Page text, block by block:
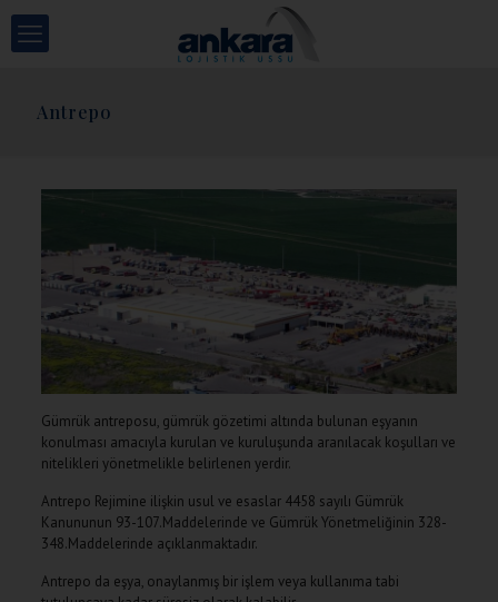
Antrepo
Gümrük antreposu, gümrük gözetimi altında bulunan eşyanın
konulması amacıyla kurulan ve kuruluşunda aranılacak koşulları ve
nitelikleri yönetmelikle belirlenen yerdir.
Antrepo Rejimine ilişkin usul ve esaslar 4458 sayılı Gümrük
Kanununun 93-107.Maddelerinde ve Gümrük Yönetmeliğinin 328-
348.Maddelerinde açıklanmaktadır.
Antrepo da eşya, onaylanmış bir işlem veya kullanıma tabi